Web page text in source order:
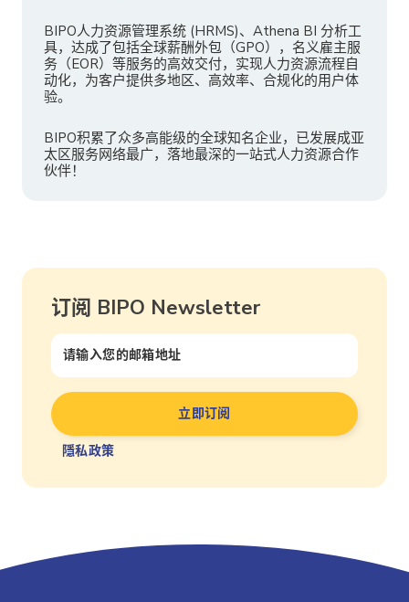
BIPO人力资源管理系统 (HRMS)、Athena BI 分析工
具，达成了包括全球薪酬外包（GPO），名义雇主服
务（EOR）等服务的高效交付，实现人力资源流程自
动化，为客户提供多地区、高效率、合规化的用户体
验。
BIPO积累了众多高能级的全球知名企业，已发展成亚
太区服务网络最广，落地最深的一站式人力资源合作
伙伴！
订阅 BIPO Newsletter
隱私政策